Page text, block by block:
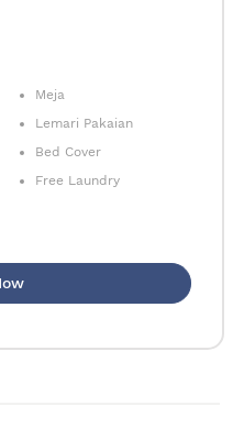
Meja
Lemari Pakaian
Bed Cover
Free Laundry